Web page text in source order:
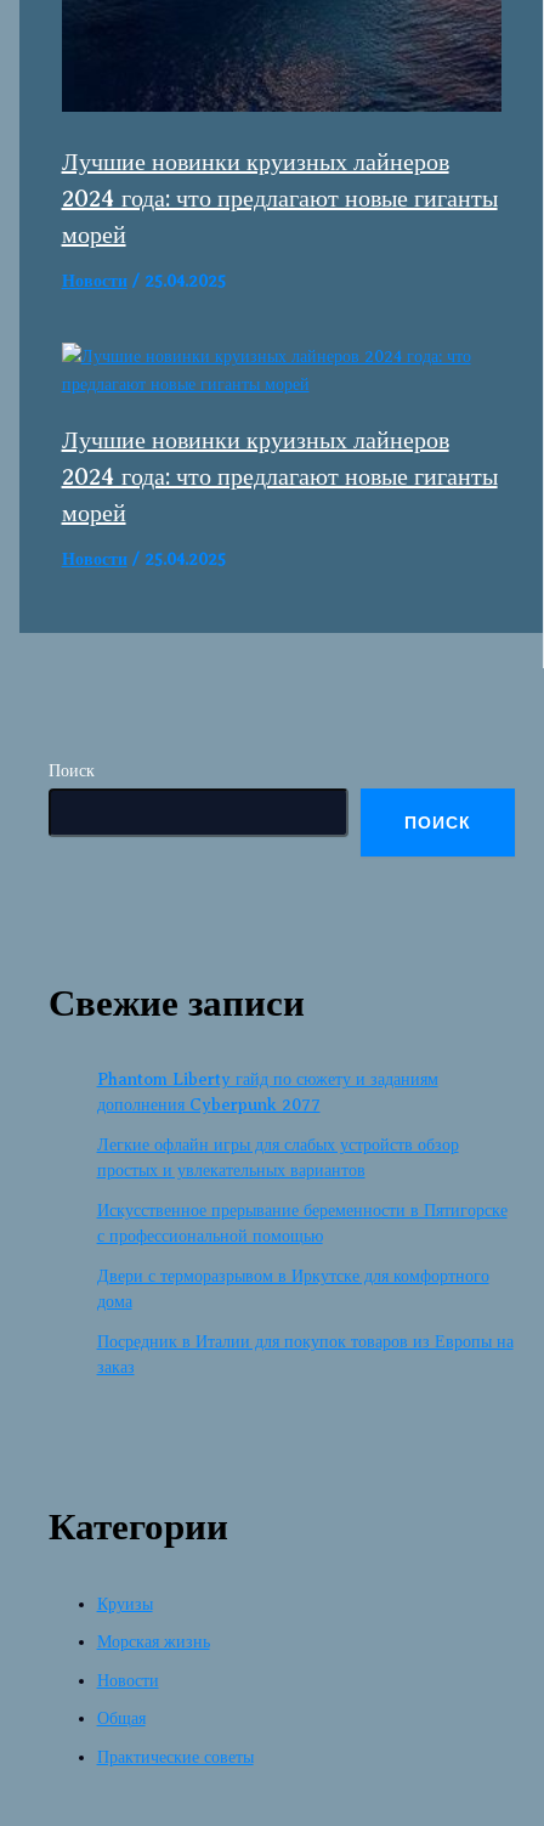
Поиск
ПОИСК
Свежие записи
Phantom Liberty гайд по сюжету и заданиям
дополнения Cyberpunk 2077
Легкие офлайн игры для слабых устройств обзор
простых и увлекательных вариантов
Искусственное прерывание беременности в Пятигорске
с профессиональной помощью
Двери с терморазрывом в Иркутске для комфортного
дома
Посредник в Италии для покупок товаров из Европы на
заказ
Категории
Круизы
Морская жизнь
Новости
Общая
Практические советы
Лучшие новинки круизных лайнеров
2024 года: что предлагают новые гиганты
морей
Новости/ 25.04.2025
Лучшие новинки круизных лайнеров
2024 года: что предлагают новые гиганты
морей
Новости/ 25.04.2025